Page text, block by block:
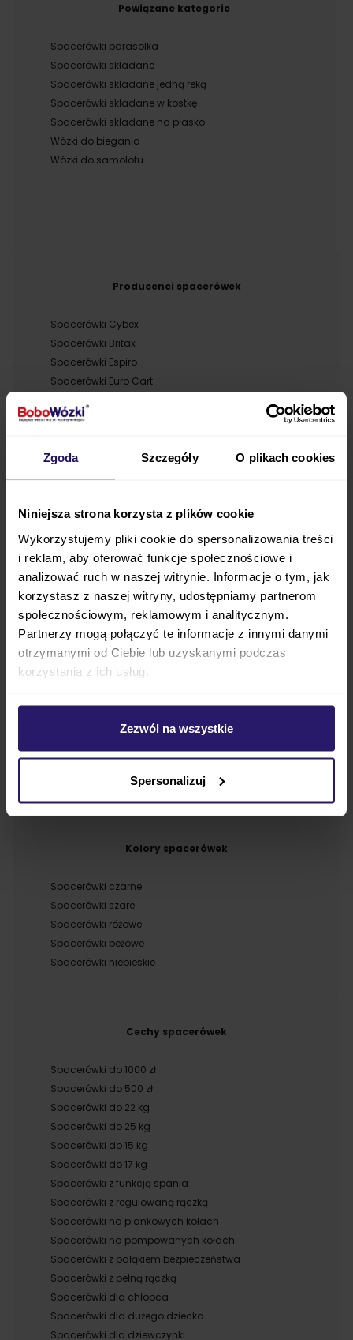
Zgoda Szczegóły O plikach cookies
Niniejsza strona korzysta z plików cookie
Wykorzystujemy pliki cookie do spersonalizowania treści
i reklam, aby oferować funkcje społecznościowe i
analizować ruch w naszej witrynie. Informacje o tym, jak
korzystasz z naszej witryny, udostępniamy partnerom
społecznościowym, reklamowym i analitycznym.
Partnerzy mogą połączyć te informacje z innymi danymi
otrzymanymi od Ciebie lub uzyskanymi podczas
korzystania z ich usług.
Zezwól na wszystkie
Spersonalizuj
Powiązane kategorie
Spacerówki parasolka
Spacerówki składane
Spacerówki składane jedną reką
Spacerówki składane w kostkę
Spacerówki składane na płasko
Wózki do biegania
Wózki do samolotu
Producenci spacerówek
Spacerówki Cybex
Spacerówki Britax
Spacerówki Espiro
Spacerówki Euro Cart
Spacerówki Graco
Spacerówki Kinderkraft
Spacerówki Joie
Spacerówki Anex
Spacerówki Chicco
Spacerówki Cybex Platinum
Spacerówki EASYGO
Spacerówki Thule
Spacerówki X-lander
Spacerówki Silver Cross
Spacerówki Easywalker
Spacerówki Lionelo
Spacerówki Mast Swiss
Spacerówki Mountain Buggy
Spacerówki Xlander
Kolory spacerówek
Spacerówki czarne
Spacerówki szare
Spacerówki różowe
Spacerówki beżowe
Spacerówki niebieskie
Cechy spacerówek
Spacerówki do 1000 zł
Spacerówki do 500 zł
Spacerówki do 22 kg
Spacerówki do 25 kg
Spacerówki do 15 kg
Spacerówki do 17 kg
Spacerówki z funkcją spania
Spacerówki z regulowaną rączką
Spacerówki na piankowych kołach
Spacerówki na pompowanych kołach
Spacerówki z pałąkiem bezpieczeństwa
Spacerówki z pełną rączką
Spacerówki dla chłopca
Spacerówki dla dużego dziecka
Spacerówki dla dziewczynki